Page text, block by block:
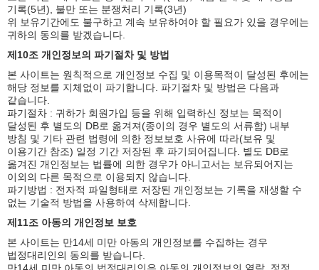
기록(5년), 불만 또는 분쟁처리 기록(3년)
위 보유기간에도 불구하고 계속 보유하여야 할 필요가 있을 경우에는
귀하의 동의를 받겠습니다.
제10조 개인정보의 파기절차 및 방법
본 사이트는 원칙적으로 개인정보 수집 및 이용목적이 달성된 후에는
해당 정보를 지체없이 파기합니다. 파기절차 및 방법은 다음과
같습니다.
파기절차 : 귀하가 회원가입 등을 위해 입력하신 정보는 목적이
달성된 후 별도의 DB로 옮겨져(종이의 경우 별도의 서류함) 내부
방침 및 기타 관련 법령에 의한 정보보호 사유에 따라(보유 및
이용기간 참조) 일정 기간 저장된 후 파기되어집니다. 별도 DB로
옮겨진 개인정보는 법률에 의한 경우가 아니고서는 보유되어지는
이외의 다른 목적으로 이용되지 않습니다.
파기방법 : 전자적 파일형태로 저장된 개인정보는 기록을 재생할 수
없는 기술적 방법을 사용하여 삭제합니다.
제11조 아동의 개인정보 보호
본 사이트는 만14세 미만 아동의 개인정보를 수집하는 경우
법정대리인의 동의를 받습니다.